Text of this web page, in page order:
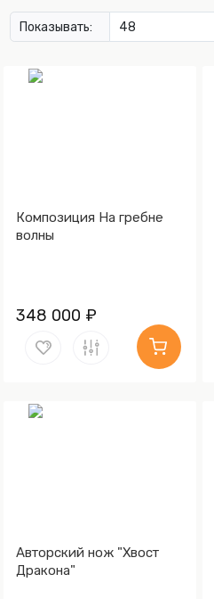
Показывать:
Композиция На гребне
волны
348 000 ₽
Авторский нож "Хвост
Дракона"